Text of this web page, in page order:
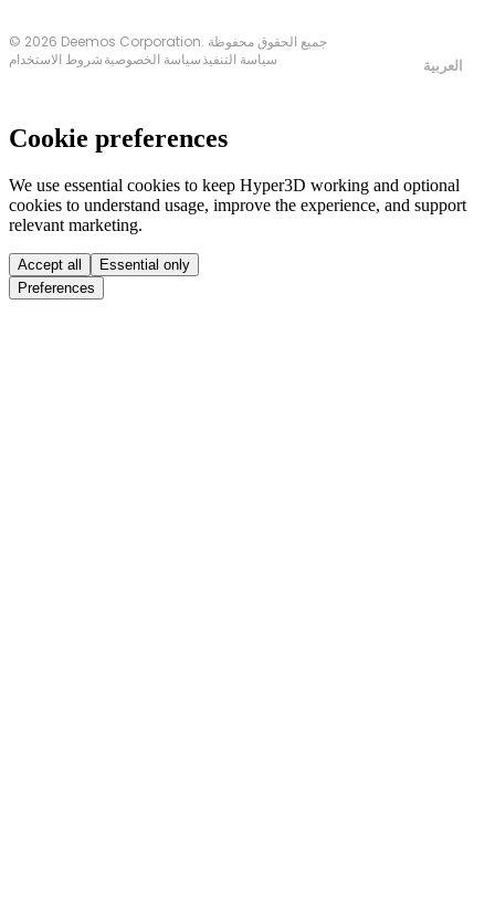
© 2026 Deemos Corporation. جميع الحقوق محفوظة
شروط الاستخدامسياسة الخصوصيةسياسة التنفيذ العربية
Cookie preferences
We use essential cookies to keep Hyper3D working and optional
cookies to understand usage, improve the experience, and support
relevant marketing.
Accept all
Essential only
Preferences